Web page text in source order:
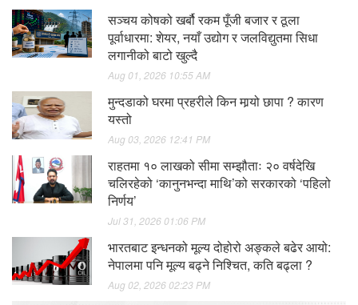
सञ्चय कोषको खर्बौ रकम पूँजी बजार र ठूला
पूर्वाधारमा: शेयर, नयाँ उद्योग र जलविद्युतमा सिधा
लगानीको बाटो खुल्दै
Aug 01, 2026 10:55 AM
मुन्दडाको घरमा प्रहरीले किन मार्‍यो छापा ? कारण
यस्तो
Aug 03, 2026 12:41 PM
राहतमा १० लाखको सीमा सम्झौताः २० वर्षदेखि
चलिरहेको ‘कानुनभन्दा माथि’को सरकारको ‘पहिलो
निर्णय’
Jul 31, 2026 01:06 PM
भारतबाट इन्धनको मूल्य दोहोरो अङ्कले बढेर आयो:
नेपालमा पनि मूल्य बढ्ने निश्चित, कति बढ्ला ?
Aug 02, 2026 02:23 PM